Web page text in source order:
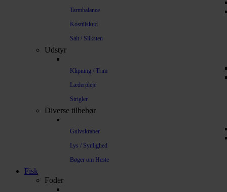
Tarmbalance
Kosttilskud
Salt / Sliksten
Udstyr
Klipning / Trim
Læderpleje
Strigler
Diverse tilbehør
Gulvskraber
Lys / Synlighed
Bøger om Heste
Fisk
Foder